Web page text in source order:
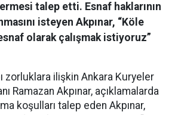
talep etti. Esnaf haklarının
isteyen Akpınar, “Köle
olarak çalışmak istiyoruz”
zorluklara ilişkin Ankara Kuryeler
Ramazan Akpınar, açıklamalarda
koşulları talep eden Akpınar,